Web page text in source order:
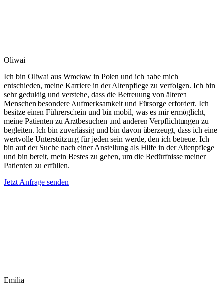
Oliwai
Ich bin Oliwai aus Wrocław in Polen und ich habe mich
entschieden, meine Karriere in der Altenpflege zu verfolgen. Ich bin
sehr geduldig und verstehe, dass die Betreuung von älteren
Menschen besondere Aufmerksamkeit und Fürsorge erfordert. Ich
besitze einen Führerschein und bin mobil, was es mir ermöglicht,
meine Patienten zu Arztbesuchen und anderen Verpflichtungen zu
begleiten. Ich bin zuverlässig und bin davon überzeugt, dass ich eine
wertvolle Unterstützung für jeden sein werde, den ich betreue. Ich
bin auf der Suche nach einer Anstellung als Hilfe in der Altenpflege
und bin bereit, mein Bestes zu geben, um die Bedürfnisse meiner
Patienten zu erfüllen.
Jetzt Anfrage senden
Emilia